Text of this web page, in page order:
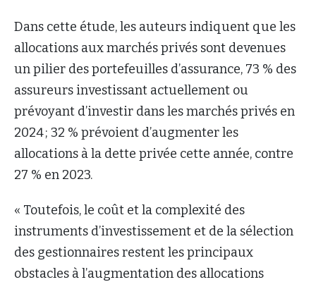
Dans cette étude, les auteurs indiquent que les
allocations aux marchés privés sont devenues
un pilier des portefeuilles d’assurance, 73 % des
assureurs investissant actuellement ou
prévoyant d’investir dans les marchés privés en
2024 ; 32 % prévoient d’augmenter les
allocations à la dette privée cette année, contre
27 % en 2023.
« Toutefois, le coût et la complexité des
instruments d’investissement et de la sélection
des gestionnaires restent les principaux
obstacles à l’augmentation des allocations